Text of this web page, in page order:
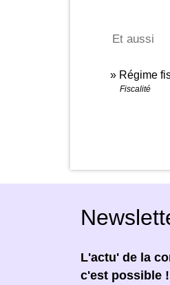
Et aussi
Régime
Fiscalité
L'actu' de la
c'est possible